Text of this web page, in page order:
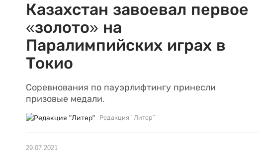
Казахстан завоевал первое
«золото» на
Паралимпийских играх в
Токио
Соревнования по пауэрлифтингу принесли
призовые медали.
Редакция "Литер"
29.07.2021